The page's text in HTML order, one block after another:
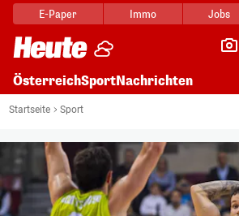
E-Paper Immo Jobs
ÖsterreichSportNachrichten
Startseite Sport